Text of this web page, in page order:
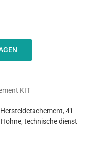
KIT
, 41
Hohne, technische dienst